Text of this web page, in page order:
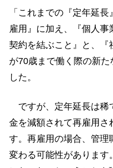
「これまでの『定年延
雇用』に加え、『個人
契約を結ぶこと』と、『
が70歳まで働く際の新
した。
ですが、定年延長は稀
金を減額されて再雇用さ
す。再雇用の場合、管理
変わる可能性があります